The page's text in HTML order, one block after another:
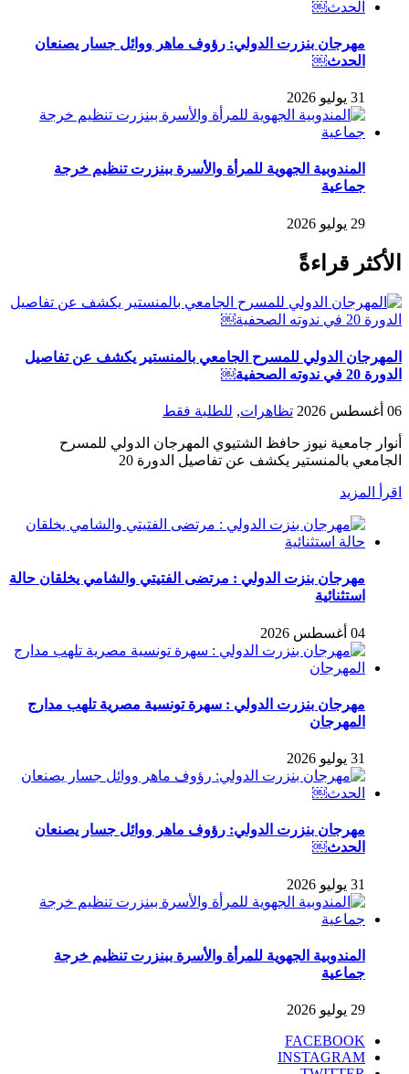
مهرجان بنزرت الدولي: رؤوف ماهر ووائل جسار يصنعان
الحدث￼
31 يوليو 2026
المندوبية الجهوية للمرأة والأسرة ببنزرت تنظيم خرجة
جماعية
29 يوليو 2026
الأكثر قراءةً
المهرجان الدولي للمسرح الجامعي بالمنستير يكشف عن تفاصيل
الدورة 20 في ندوته الصحفية￼
06 أغسطس 2026 تظاهرات, للطلبة فقط
أنوار جامعية نيوز حافظ الشتيوي المهرجان الدولي للمسرح
الجامعي بالمنستير يكشف عن تفاصيل الدورة 20
اقرأ المزيد
مهرجان بنزت الدولي : مرتضى الفتيتي والشامي يخلقان حالة
استثنائية
04 أغسطس 2026
مهرجان بنزرت الدولي : سهرة تونسية مصرية تلهب مدارج
المهرجان
31 يوليو 2026
مهرجان بنزرت الدولي: رؤوف ماهر ووائل جسار يصنعان
الحدث￼
31 يوليو 2026
المندوبية الجهوية للمرأة والأسرة ببنزرت تنظيم خرجة
جماعية
29 يوليو 2026
FACEBOOK
INSTAGRAM